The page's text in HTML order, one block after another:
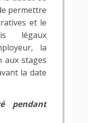
permettre
et le
légaux
la
aux stages
la date
pendant